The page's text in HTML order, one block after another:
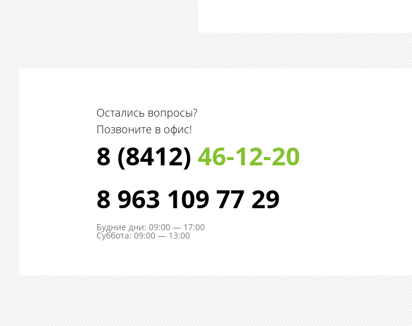
Остались вопросы?
Позвоните в офис!
8 (8412) 46-12-20
8 963 109 77 29
Будние дни: 09:00 — 17:00
Суббота: 09:00 — 13:00